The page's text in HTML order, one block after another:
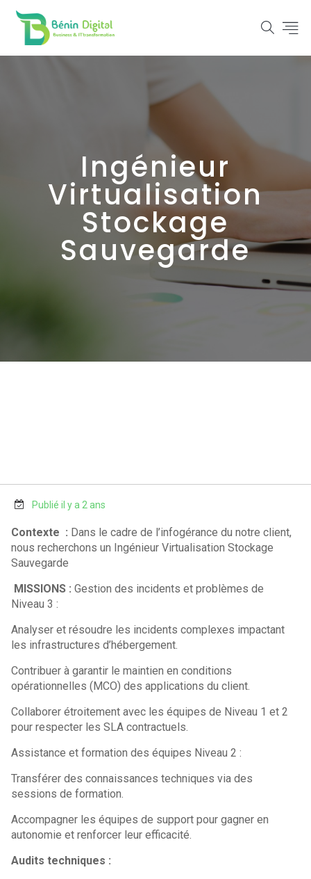
Ingénieur
Virtualisation
Stockage
Sauvegarde
Publié il y a 2 ans
Contexte : Dans le cadre de l’infogérance du notre client,
nous recherchons un Ingénieur Virtualisation Stockage
Sauvegarde
MISSIONS :Gestion des incidents et problèmes de
Niveau 3 :
Analyser et résoudre les incidents complexes impactant
les infrastructures d’hébergement.
Contribuer à garantir le maintien en conditions
opérationnelles (MCO) des applications du client.
Collaborer étroitement avec les équipes de Niveau 1 et 2
pour respecter les SLA contractuels.
Assistance et formation des équipes Niveau 2 :
Transférer des connaissances techniques via des
sessions de formation.
Accompagner les équipes de support pour gagner en
autonomie et renforcer leur efficacité.
Audits techniques :